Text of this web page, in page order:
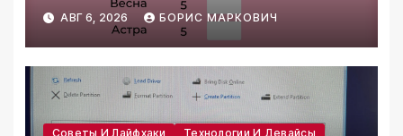
АВГ 6, 2026 БОРИС МАРКОВИЧ
Советы И Лайфхаки Технологии И Девайсы